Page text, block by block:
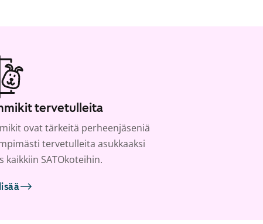
tervetulleita
ovat tärkeitä perheenjäseniä
tervetulleita asukkaaksi
kaikkiin SATOkoteihin.